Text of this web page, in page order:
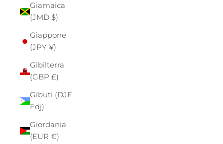
Giamaica
(JMD $)
Giappone
(JPY ¥)
Gibilterra
(GBP £)
Gibuti (DJF
Fdj)
Giordania
(EUR €)